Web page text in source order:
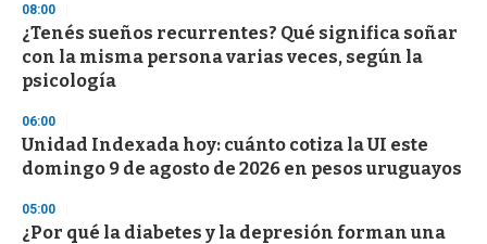
d
s
o
f
3
s
e
c
o
d
08:00
¿Tenés sueños recurrentes? Qué significa soñar
con la misma persona varias veces, según la
psicología
06:00
Unidad Indexada hoy: cuánto cotiza la UI este
domingo 9 de agosto de 2026 en pesos uruguayos
05:00
¿Por qué la diabetes y la depresión forman una